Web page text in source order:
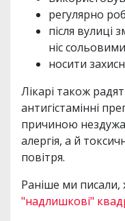
регулярно
після вулиці
ніс
носити
Лікарі також
антигістамінні
причиною
алергія, а й
повітря.
Раніше ми писали,
"надлишкові"